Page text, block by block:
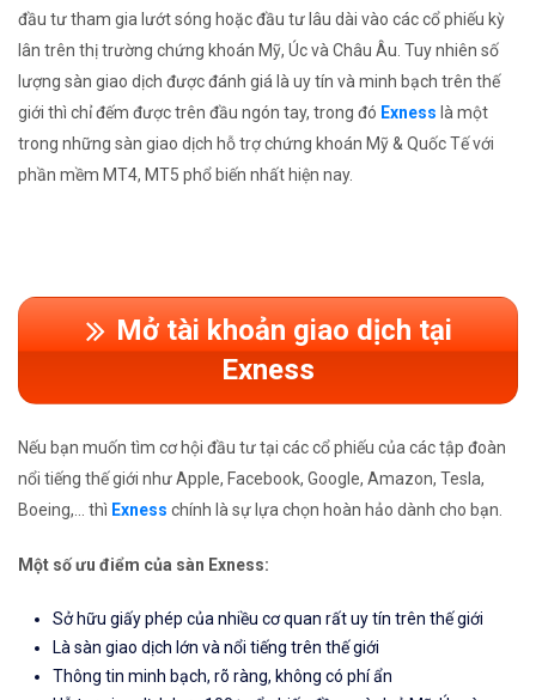
đầu tư tham gia lướt sóng hoặc đầu tư lâu dài vào các cổ phiếu kỳ
lân trên thị trường chứng khoán Mỹ, Úc và Châu Âu. Tuy nhiên số
lượng sàn giao dịch được đánh giá là uy tín và minh bạch trên thế
giới thì chỉ đếm được trên đầu ngón tay, trong đó Exness là một
trong những sàn giao dịch hỗ trợ chứng khoán Mỹ & Quốc Tế với
phần mềm MT4, MT5 phổ biến nhất hiện nay.
Mở tài khoản giao dịch tại
Exness
Nếu bạn muốn tìm cơ hội đầu tư tại các cổ phiếu của các tập đoàn
nổi tiếng thế giới như Apple, Facebook, Google, Amazon, Tesla,
Boeing,... thì Exness chính là sự lựa chọn hoàn hảo dành cho bạn.
Một số ưu điểm của sàn Exness:
Sở hữu giấy phép của nhiều cơ quan rất uy tín trên thế giới
Là sàn giao dịch lớn và nổi tiếng trên thế giới
Thông tin minh bạch, rõ ràng, không có phí ẩn